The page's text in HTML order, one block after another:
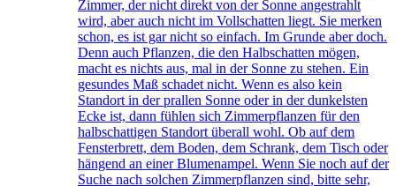
Zimmer, der nicht direkt von der Sonne angestrahlt
wird, aber auch nicht im Vollschatten liegt. Sie merken
schon, es ist gar nicht so einfach. Im Grunde aber doch.
Denn auch Pflanzen, die den Halbschatten mögen,
macht es nichts aus, mal in der Sonne zu stehen. Ein
gesundes Maß schadet nicht. Wenn es also kein
Standort in der prallen Sonne oder in der dunkelsten
Ecke ist, dann fühlen sich Zimmerpflanzen für den
halbschattigen Standort überall wohl. Ob auf dem
Fensterbrett, dem Boden, dem Schrank, dem Tisch oder
hängend an einer Blumenampel. Wenn Sie noch auf der
Suche nach solchen Zimmerpflanzen sind, bitte sehr,